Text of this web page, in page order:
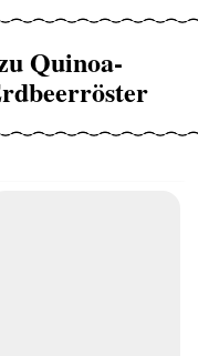
Quinoa-